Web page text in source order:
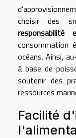
choisir des
responsabilité
consommation
océans. Ainsi,
à base de
soutenir des
ressources
Facilité